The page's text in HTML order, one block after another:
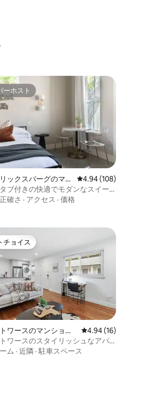
中4.87つ星の平均評価
中4.74つ星の平均評価
ーホスト
ーホスト
ックスバーグのマン
アパート
レビュー108件、5つ
4.94 (108)
ブ付きの快適でモダンなスイー
確さ · アクセス · 価格
中4.86つ星の平均評価
チョイス
チョイス
ワースのマンショ
ート
レビュー16件、5つ
4.94 (16)
ワースのスタイリッシュなアパ
適で便利
ム · 近隣 · 駐車スペース